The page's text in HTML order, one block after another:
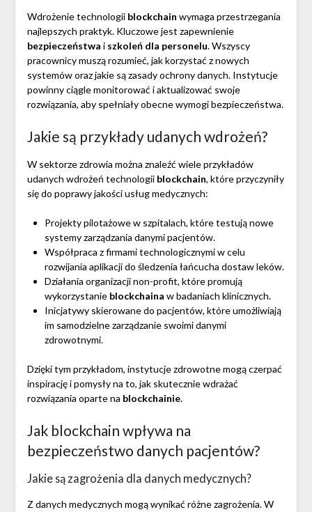
Wdrożenie technologii blockchain wymaga przestrzegania
najlepszych praktyk. Kluczowe jest zapewnienie
bezpieczeństwa i szkoleń dla personelu. Wszyscy
pracownicy muszą rozumieć, jak korzystać z nowych
systemów oraz jakie są zasady ochrony danych. Instytucje
powinny ciągle monitorować i aktualizować swoje
rozwiązania, aby spełniały obecne wymogi bezpieczeństwa.
Jakie są przykłady udanych wdrożeń?
W sektorze zdrowia można znaleźć wiele przykładów
udanych wdrożeń technologii blockchain, które przyczyniły
się do poprawy jakości usług medycznych:
Projekty pilotażowe w szpitalach, które testują nowe
systemy zarządzania danymi pacjentów.
Współpraca z firmami technologicznymi w celu
rozwijania aplikacji do śledzenia łańcucha dostaw leków.
Działania organizacji non-profit, które promują
wykorzystanie blockchaina w badaniach klinicznych.
Inicjatywy skierowane do pacjentów, które umożliwiają
im samodzielne zarządzanie swoimi danymi
zdrowotnymi.
Dzięki tym przykładom, instytucje zdrowotne mogą czerpać
inspirację i pomysły na to, jak skutecznie wdrażać
rozwiązania oparte na blockchainie.
Jak blockchain wpływa na
bezpieczeństwo danych pacjentów?
Jakie są zagrożenia dla danych medycznych?
Z danych medycznych mogą wynikać różne zagrożenia. W